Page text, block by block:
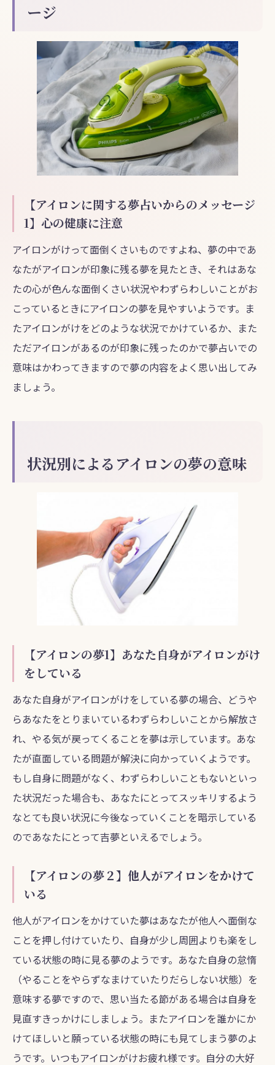
ージ
【アイロンに関する夢占いからのメッセージ
1】心の健康に注意
アイロンがけって面倒くさいものですよね、夢の中であ
なたがアイロンが印象に残る夢を見たとき、それはあな
たの心が色んな面倒くさい状況やわずらわしいことがお
こっているときにアイロンの夢を見やすいようです。ま
たアイロンがけをどのような状況でかけているか、また
ただアイロンがあるのが印象に残ったのかで夢占いでの
意味はかわってきますので夢の内容をよく思い出してみ
ましょう。
状況別によるアイロンの夢の意味
【アイロンの夢1】あなた自身がアイロンがけ
をしている
あなた自身がアイロンがけをしている夢の場合、どうや
らあなたをとりまいているわずらわしいことから解放さ
れ、やる気が戻ってくることを夢は示しています。あな
たが直面している問題が解決に向かっていくようです。
もし自身に問題がなく、わずらわしいこともないといっ
た状況だった場合も、あなたにとってスッキリするよう
なとても良い状況に今後なっていくことを暗示している
のであなたにとって吉夢といえるでしょう。
【アイロンの夢２】他人がアイロンをかけて
いる
他人がアイロンをかけていた夢はあなたが他人へ面倒な
ことを押し付けていたり、自身が少し周囲よりも楽をし
ている状態の時に見る夢のようです。あなた自身の怠惰
（やることをやらずなまけていたりだらしない状態）を
意味する夢ですので、思い当たる節がある場合は自身を
見直すきっかけにしましょう。またアイロンを誰かにか
けてほしいと願っている状態の時にも見てしまう夢のよ
うです。いつもアイロンがけお疲れ様です。自分の大好